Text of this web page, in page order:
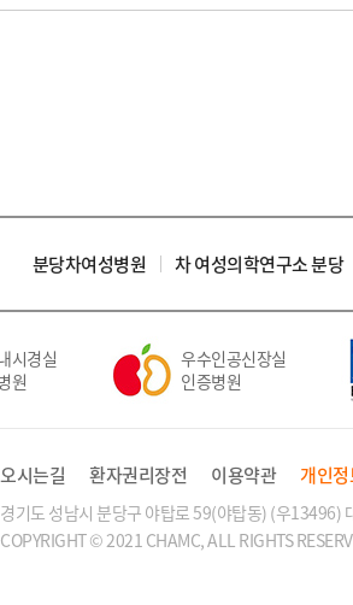
분당차여성병원 차 여성의학연구소 분당
경실
우수인공신장실
인증병원
오시는길 환자권리장전 이용약관 개인
경기도 성남시 분당구 야탑로 59(야탑동) (우13496)
COPYRIGHT © 2021 CHAMC, ALL RIGHTS